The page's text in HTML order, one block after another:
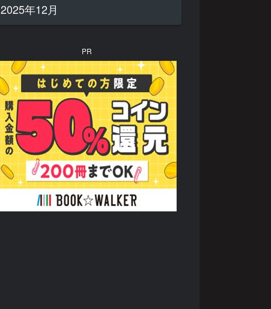
2025年12月
PR